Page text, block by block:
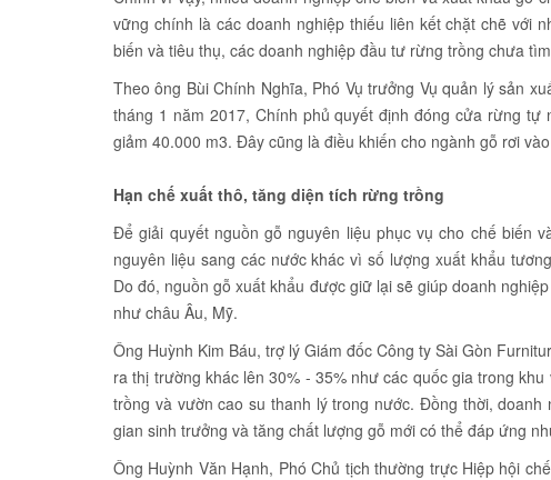
vững chính là các doanh nghiệp thiếu liên kết chặt chẽ với
biến và tiêu thụ, các doanh nghiệp đầu tư rừng trồng chưa
Theo ông Bùi Chính Nghĩa, Phó Vụ trưởng Vụ quản lý sản
tháng 1 năm 2017, Chính phủ quyết định đóng cửa rừng
giảm 40.000 m3. Đây cũng là điều khiến cho ngành gỗ rơi
Hạn chế xuất thô, tăng diện tích rừng trồng
Để giải quyết nguồn gỗ nguyên liệu phục vụ cho chế biến
nguyên liệu sang các nước khác vì số lượng xuất khẩu
Do đó, nguồn gỗ xuất khẩu được giữ lại sẽ giúp doanh
như châu Âu, Mỹ.
Ông Huỳnh Kim Báu, trợ lý Giám đốc Công ty Sài Gòn
ra thị trường khác lên 30% - 35% như các quốc gia trong
trồng và vườn cao su thanh lý trong nước. Đồng thời,
gian sinh trưởng và tăng chất lượng gỗ mới có thể đáp ứng
Ông Huỳnh Văn Hạnh, Phó Chủ tịch thường trực Hiệp hội